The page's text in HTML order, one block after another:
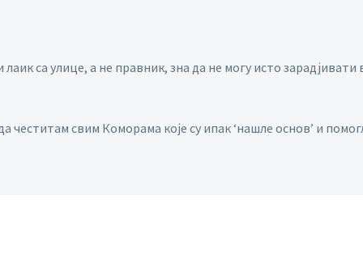
са улице, а не правник, зна да не могу исто
честитам свим Коморама које су ипак ‘нашле основ’ и